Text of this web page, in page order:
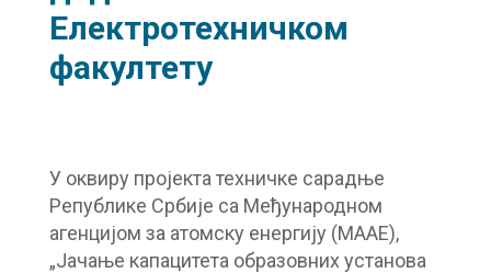
Електротехничком
факултету
У оквиру пројекта техничке сарадње
Републике Србије са Међународном
агенцијом за атомску енергију (МААЕ),
„Јачање капацитета образовних установа